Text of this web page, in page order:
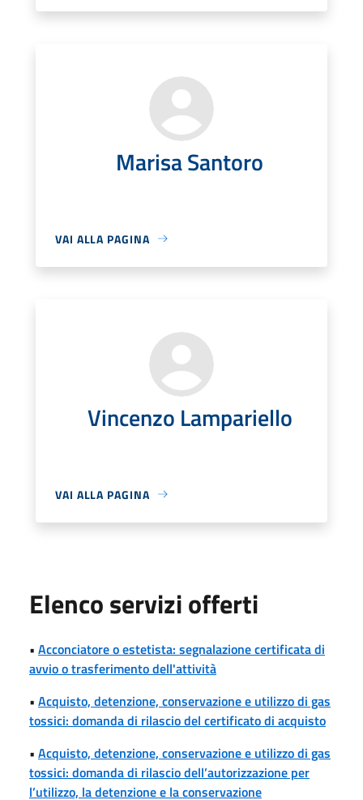
Marisa Santoro
VAI ALLA PAGINA
Vincenzo Lampariello
VAI ALLA PAGINA
Elenco servizi offerti
• Acconciatore o estetista: segnalazione certificata di
avvio o trasferimento dell'attività
• Acquisto, detenzione, conservazione e utilizzo di gas
tossici: domanda di rilascio del certificato di acquisto
• Acquisto, detenzione, conservazione e utilizzo di gas
tossici: domanda di rilascio dell’autorizzazione per
l’utilizzo, la detenzione e la conservazione